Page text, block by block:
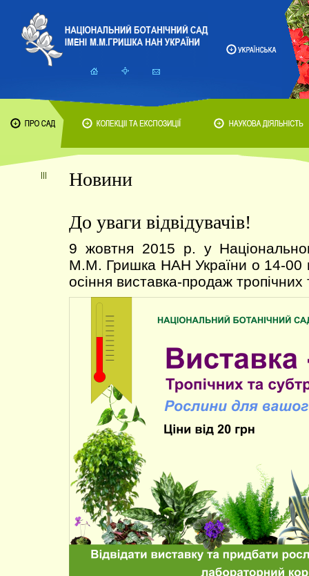
Новини
До уваги відвідувачів!
9 жовтня 2015 р. у
М.М. Гришка НАН України о 14-00
осіння виставка-продаж